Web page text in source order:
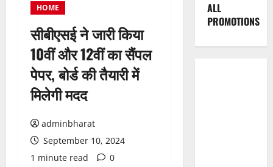
HOME
सीबीएसई ने जारी किया
10वीं और 12वीं का सैंपल
पेपर, बोर्ड की तैयारी में
मिलेगी मदद
adminbharat
September 10, 2024
1 minute read
0
ALL
PROMOTIONS